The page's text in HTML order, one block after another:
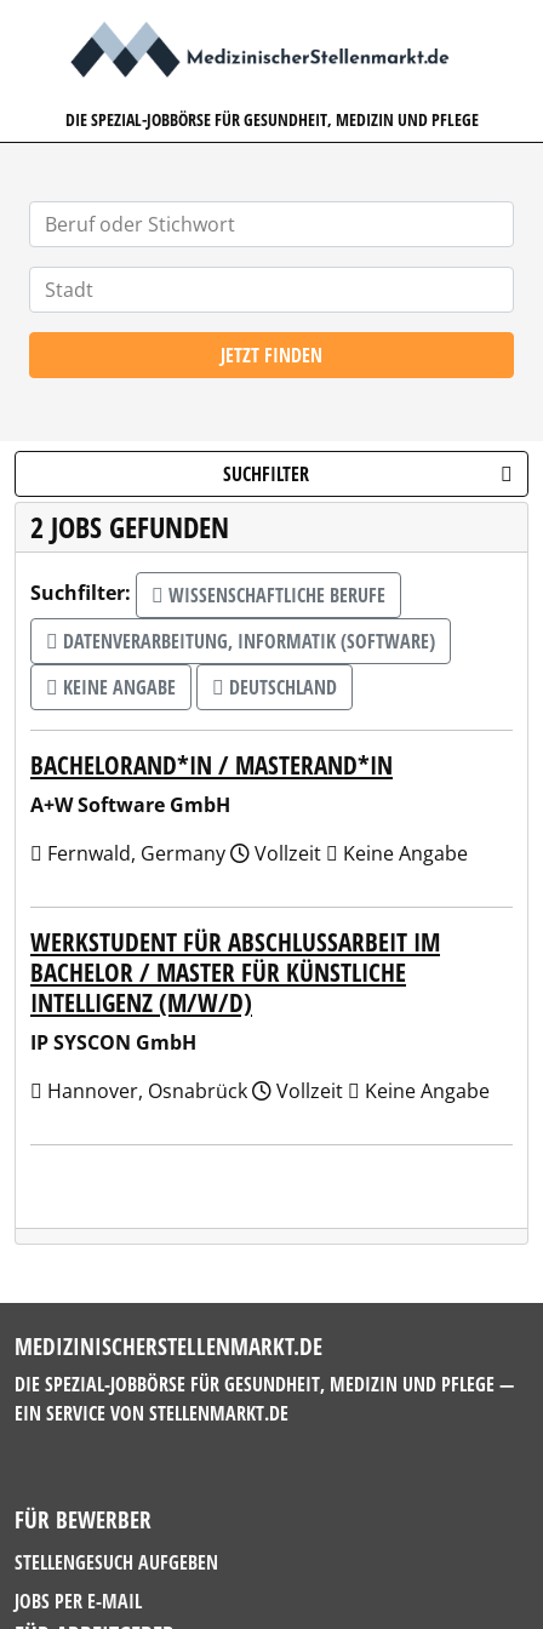
DIE SPEZIAL-JOBBÖRSE FÜR GESUNDHEIT, MEDIZIN UND PFLEGE
JETZT FINDEN
SUCHFILTER
2 JOBS GEFUNDEN
Suchfilter:
WISSENSCHAFTLICHE BERUFE
DATENVERARBEITUNG, INFORMATIK (SOFTWARE)
KEINE ANGABE
DEUTSCHLAND
BACHELORAND*IN / MASTERAND*IN
A+W Software GmbH
Fernwald, Germany
Vollzeit Keine Angabe
WERKSTUDENT FÜR ABSCHLUSSARBEIT IM
BACHELOR / MASTER FÜR KÜNSTLICHE
INTELLIGENZ (M/W/D)
IP SYSCON GmbH
Hannover, Osnabrück
Vollzeit Keine Angabe
MEDIZINISCHERSTELLENMARKT.DE
DIE SPEZIAL-JOBBÖRSE FÜR GESUNDHEIT, MEDIZIN UND PFLEGE —
EIN SERVICE VON STELLENMARKT.DE
FÜR BEWERBER
STELLENGESUCH AUFGEBEN
JOBS PER E-MAIL